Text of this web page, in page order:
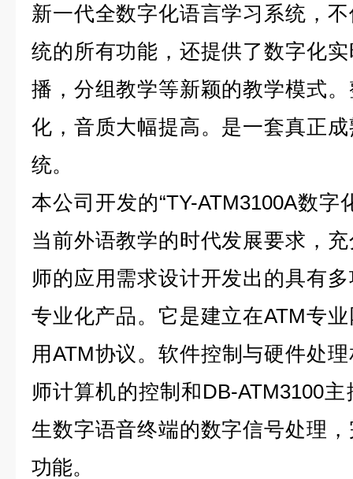
新一代全数字化语言学习系统，
统的所有功能，还提供了数字化
播，分组教学等新颖的教学模式
化，音质大幅提高。是一套真正
统。
本公司开发的“TY-ATM3100A数
当前外语教学的时代发展要求，
师的应用需求设计开发出的具有
专业化产品。它是建立在ATM专
用ATM协议。软件控制与硬件处
师计算机的控制和DB-ATM3100
生数字语音终端的数字信号处理
功能。